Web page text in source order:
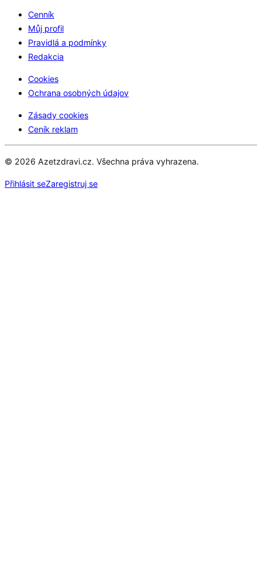
Cenník
Můj profil
Pravidlá a podmínky
Redakcia
Cookies
Ochrana osobných údajov
Zásady cookies
Ceník reklam
© 2026 Azetzdravi.cz. Všechna práva vyhrazena.
Přihlásit seZaregistruj se